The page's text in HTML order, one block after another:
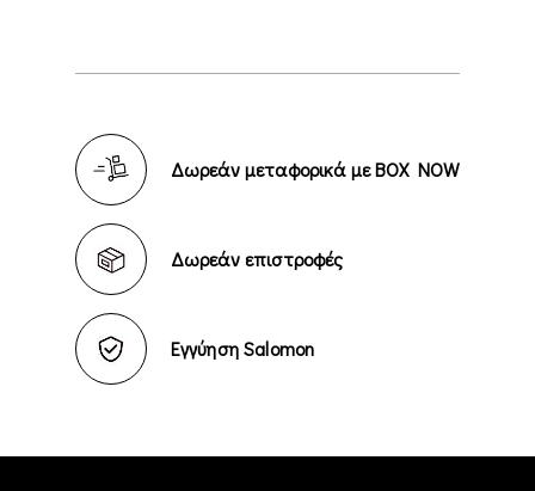
Δωρεάν μεταφορικά με BOX NOW
Δωρεάν επιστροφές
Εγγύηση Salomon